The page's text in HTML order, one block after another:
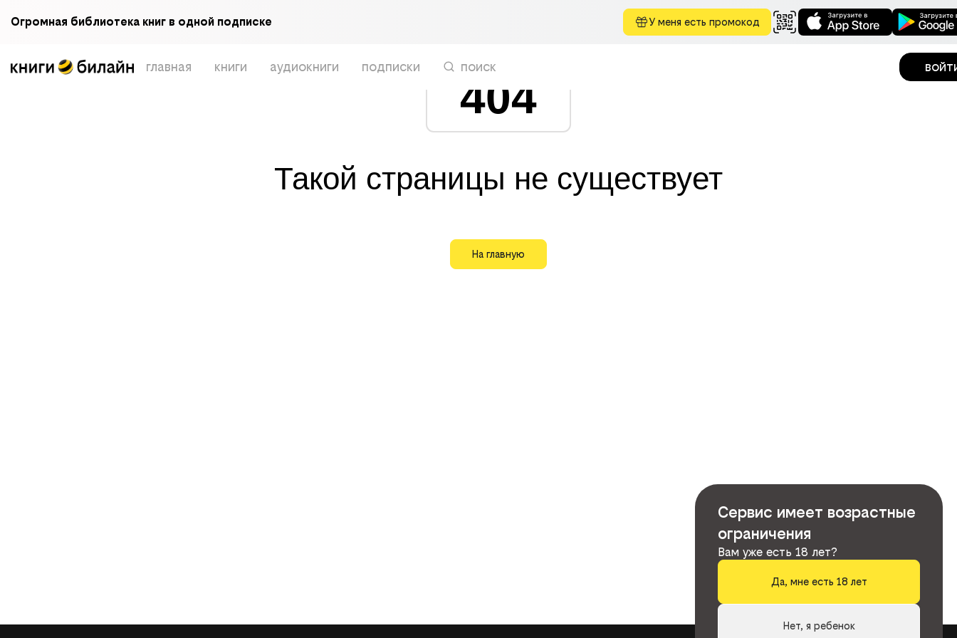
Огромная библиотека книг в одной подписке У меня есть промокод
главная книги аудиокниги подписки поиск
404
Такой страницы не существует
На главную
Сервис имеет возрастные
ограничения
Вам уже есть 18 лет?
Да, мне есть 18 лет
Нет, я ребенок